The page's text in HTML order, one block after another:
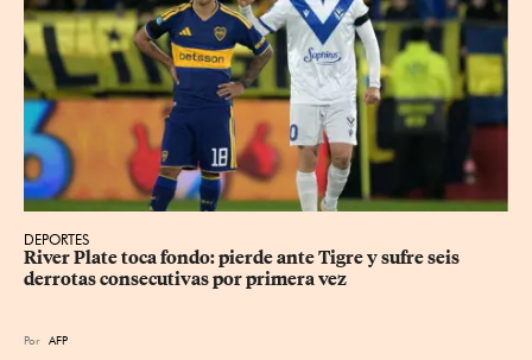
DEPORTES
River Plate toca fondo: pierde ante Tigre y sufre seis
derrotas consecutivas por primera vez
Por AFP